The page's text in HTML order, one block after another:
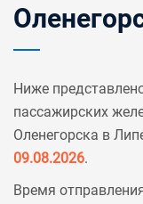
Ниже
пассажирских
Оленегорска в
09.08.2026.
Время